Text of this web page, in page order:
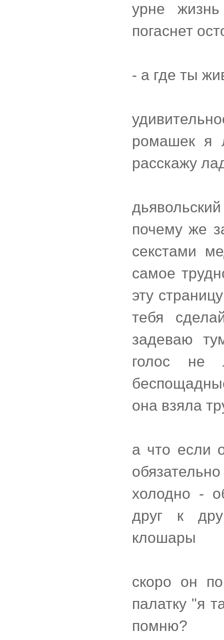
урне
погаснет
- а где ты
ромашек я
расскажу
почему же
секстами
самое
эту
тебя
задеваю
голос не
она взяла
а что если
холодно -
друг к
клошары
скоро он
палатку "я
помню?